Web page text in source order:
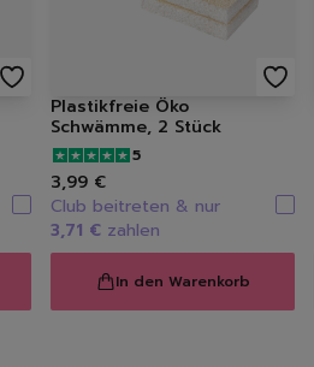
Plastikfreie Öko
Schwämme, 2 Stück
5
3,99 €
Club beitreten & nur
3,71 € zahlen
In den Warenkorb